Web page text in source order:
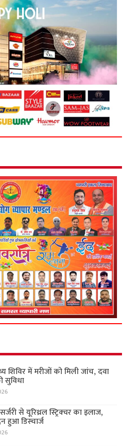
शिविर में मरीजों को मिली जांच, दवा
सुविधा
से यूरिथ्रल स्ट्रिक्चर का इलाज,
हुआ डिस्चार्ज